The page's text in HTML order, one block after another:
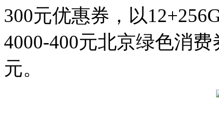
300元优惠券，以
4000-400元北京绿色消
元。